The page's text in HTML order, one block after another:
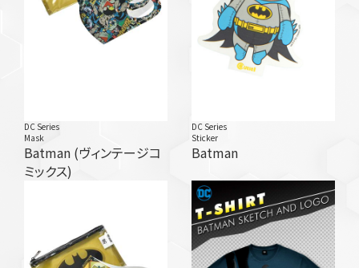
DC Series
Mask
Batman (ヴィンテージコ
ミックス)
DC Series
Sticker
Batman